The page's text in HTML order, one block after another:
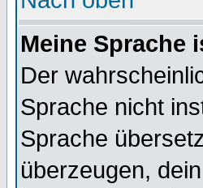
Meine Sprache
Der
Sprache nicht
Sprache
überzeugen,